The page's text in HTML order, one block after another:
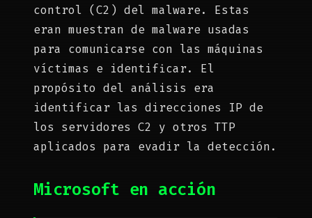
control (C2) del malware. Estas
eran muestran de malware usadas
para comunicarse con las máquinas
víctimas e identificar. El
propósito del análisis era
identificar las direcciones IP de
los servidores C2 y otros TTP
aplicados para evadir la detección.
Microsoft en acción